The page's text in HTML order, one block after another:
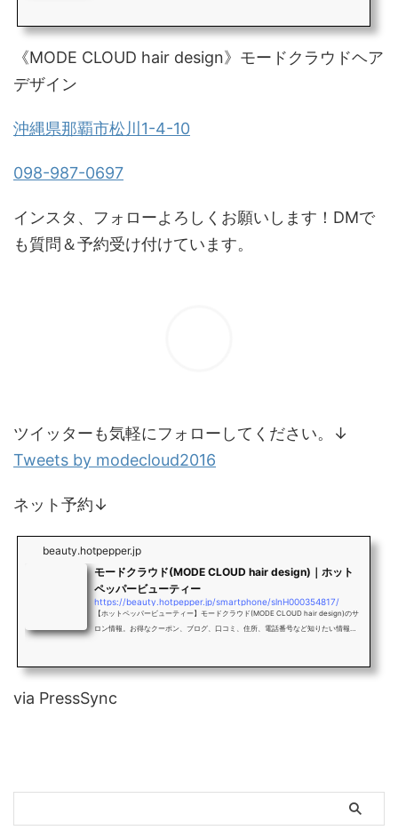
《MODE CLOUD hair design》モードクラウドヘア
デザイン
沖縄県那覇市松川1-4-10
098-987-0697
インスタ、フォローよろしくお願いします！DMで
も質問＆予約受け付けています。
ツイッターも気軽にフォローしてください。↓
Tweets by modecloud2016
ネット予約↓
beauty.hotpepper.jp
モードクラウド(MODE CLOUD hair design)｜ホット
ペッパービューティー
https://beauty.hotpepper.jp/smartphone/slnH000354817/
【ホットペッパービューティー】モードクラウド(MODE CLOUD hair design)のサ
ロン情報。お得なクーポン、ブログ、口コミ、住所、電話番号など知りたい情報満
via PressSync